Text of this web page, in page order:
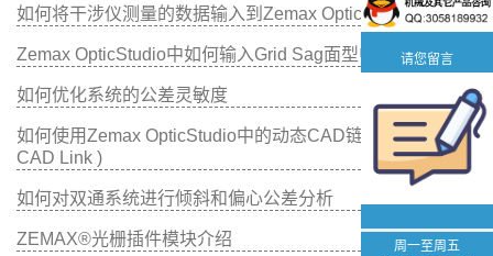
如何将干涉仪测量的数据输入到Zemax OpticStudio中
Zemax OpticStudio中如何输入Grid Sag面型中的数据
如何优化系统的公差灵敏度
如何使用Zemax OpticStudio中的动态CAD链接 ( Dynamic
CAD Link )
如何对双通系统进行倾斜和偏心公差分析
ZEMAX®光栅插件模块介绍
请您留言
周一至周五